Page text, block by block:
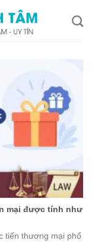
mại được tính như
tiến thương mại phổ